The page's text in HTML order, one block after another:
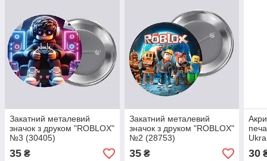
Закатний металевий
значок з друком "ROBLOX"
№3 (30405)
35 ₴
Закатний металевий
значок з друком "ROBLOX"
№2 (28753)
35₴ 30